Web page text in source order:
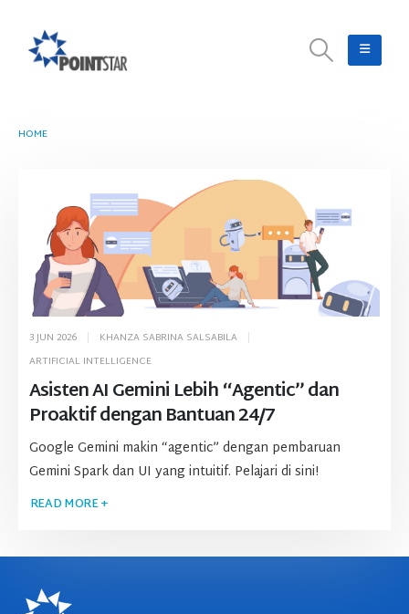
HOME
Asisten AI Gemini Lebih “Agentic” dan
Proaktif dengan Bantuan 24/7
3 JUN 2026
KHANZA SABRINA SALSABILA
ARTIFICIAL INTELLIGENCE
Google Gemini makin “agentic” dengan pembaruan
Gemini Spark dan UI yang intuitif. Pelajari di sini!
READ MORE +